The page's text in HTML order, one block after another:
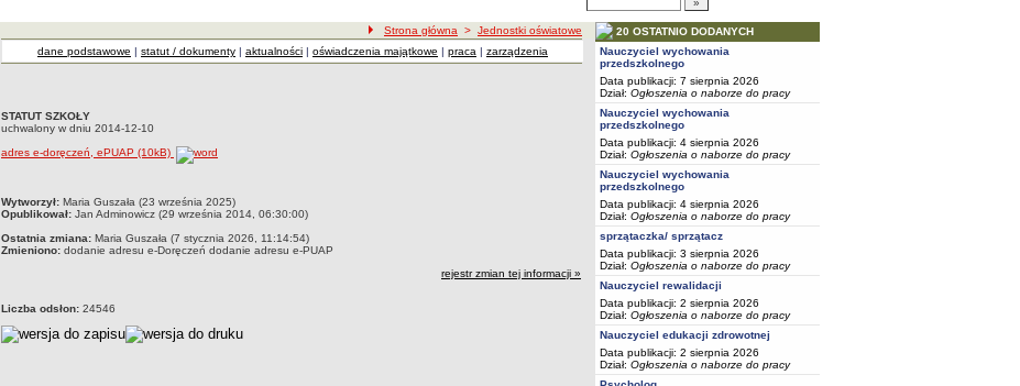
ścieżka nawigacji
Strona główna > Jednostki oświatowe
dane podstawowe | statut / dokumenty | aktualności | oświadczenia majątkowe | praca | zarządzenia
STATUT SZKOŁY uchwalony w dniu 2014-12-10{EE}
STATUT SZKOŁY
uchwalony w dniu 2014-12-10
adres e-doręczeń, ePUAP (10kB)
metryczka
Wytworzył: Maria Guszała (23 września 2025)
Opublikował: Jan Adminowicz (29 września 2014, 06:30:00)
Ostatnia zmiana: Maria Guszała (7 stycznia 2026, 11:14:54)
Zmieniono: dodanie adresu e-Doręczeń dodanie adresu e-PUAP
rejestr zmian tej informacji »
Liczba odsłon: 24546
20 OSTATNIO DODANYCH
Nauczyciel wychowania
przedszkolnego
Data publikacji: 7 sierpnia 2026
Dział: Ogłoszenia o naborze do pracy
Nauczyciel wychowania
przedszkolnego
Data publikacji: 4 sierpnia 2026
Dział: Ogłoszenia o naborze do pracy
Nauczyciel wychowania
przedszkolnego
Data publikacji: 4 sierpnia 2026
Dział: Ogłoszenia o naborze do pracy
sprzątaczka/ sprzątacz
Data publikacji: 3 sierpnia 2026
Dział: Ogłoszenia o naborze do pracy
Nauczyciel rewalidacji
Data publikacji: 2 sierpnia 2026
Dział: Ogłoszenia o naborze do pracy
Nauczyciel edukacji zdrowotnej
Data publikacji: 2 sierpnia 2026
Dział: Ogłoszenia o naborze do pracy